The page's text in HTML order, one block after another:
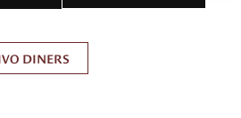
DINERS